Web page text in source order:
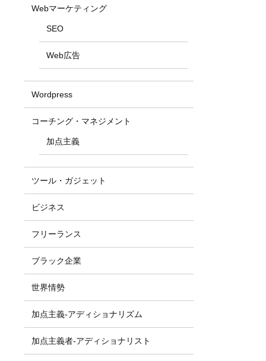
Webマーケティング
SEO
Web広告
Wordpress
コーチング・マネジメント
加点主義
ツール・ガジェット
ビジネス
フリーランス
ブラック企業
世界情勢
加点主義-アディショナリズム
加点主義者-アディショナリスト